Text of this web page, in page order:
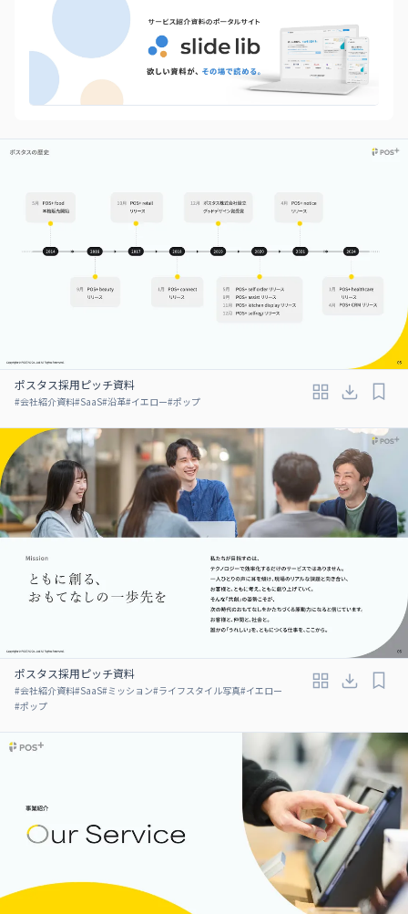
ポスタス採用ピッチ資料
#会社紹介資料#SaaS#沿革#イエロー#ポップ
ポスタス採用ピッチ資料
#会社紹介資料#SaaS#ミッション#ライフスタイル写真#イエロー
#ポップ